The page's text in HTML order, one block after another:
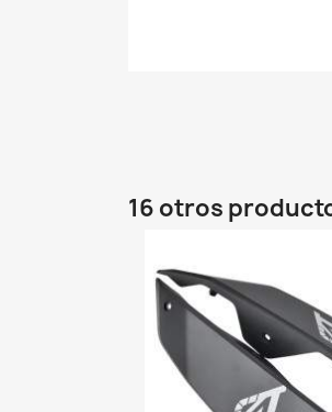
16 otros